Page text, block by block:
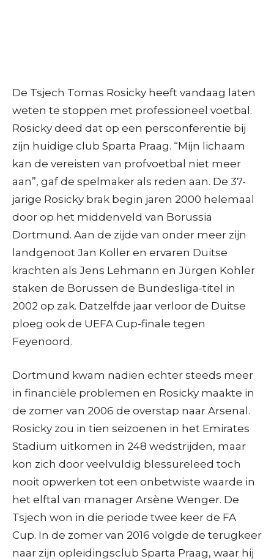
De Tsjech Tomas Rosicky heeft vandaag laten
weten te stoppen met professioneel voetbal.
Rosicky deed dat op een persconferentie bij
zijn huidige club Sparta Praag. “Mijn lichaam
kan de vereisten van profvoetbal niet meer
aan”, gaf de spelmaker als reden aan. De 37-
jarige Rosicky brak begin jaren 2000 helemaal
door op het middenveld van Borussia
Dortmund. Aan de zijde van onder meer zijn
landgenoot Jan Koller en ervaren Duitse
krachten als Jens Lehmann en Jürgen Kohler
staken de Borussen de Bundesliga-titel in
2002 op zak. Datzelfde jaar verloor de Duitse
ploeg ook de UEFA Cup-finale tegen
Feyenoord.
Dortmund kwam nadien echter steeds meer
in financiële problemen en Rosicky maakte in
de zomer van 2006 de overstap naar Arsenal.
Rosicky zou in tien seizoenen in het Emirates
Stadium uitkomen in 248 wedstrijden, maar
kon zich door veelvuldig blessureleed toch
nooit opwerken tot een onbetwiste waarde in
het elftal van manager Arsène Wenger. De
Tsjech won in die periode twee keer de FA
Cup. In de zomer van 2016 volgde de terugkeer
naar zijn opleidingsclub Sparta Praag, waar hij